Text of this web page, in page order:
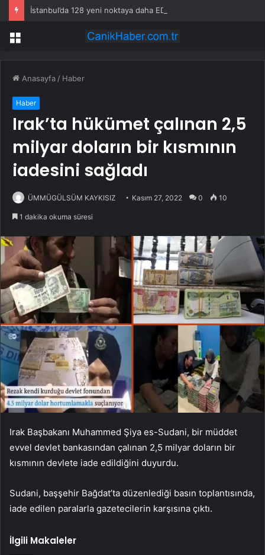
İstanbul’da 128 yeni noktaya daha EDS geliyor
Menü
Anasayfa / Haber
Haber
Irak’ta hükümet çalınan 2,5
milyar doların bir kısmının
iadesini sağladı
ÜMMÜGÜLSÜM KAYKISIZ Kasım 27, 2022 0 10
1 dakika okuma süresi
Irak Başbakanı Muhammed Şiya es-Sudani, bir müddet
evvel devlet bankasından çalınan 2,5 milyar doların bir
kısmının devlete iade edildiğini duyurdu.
Sudani, başşehir Bağdat’ta düzenlediği basın toplantısında,
iade edilen paralarla gazetecilerin karşısına çıktı.
İlgili Makaleler